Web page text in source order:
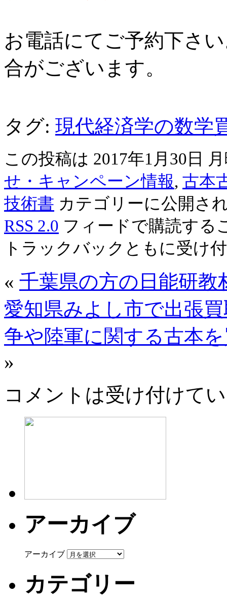
お電話にてご予約下さ
合がございます。
タグ: 現代経済学の数学
この投稿は 2017年1月30日
せ・キャンペーン情報, 古本
技術書 カテゴリーに公開さ
RSS 2.0 フィードで購読する
トラックバックともに受け
« 千葉県の方の日能研教
愛知県みよし市で出張
争や陸軍に関する古本
»
コメントは受け付けて
アーカイブ
アーカイブ
カテゴリー